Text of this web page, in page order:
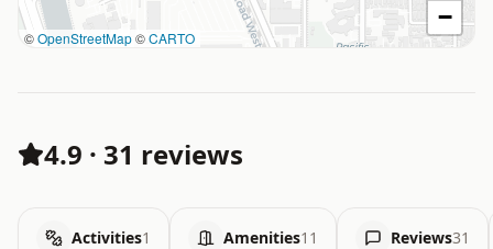
©OpenStreetMap©CARTO
−
4.9 · 31 reviews
Activities1 Amenities11 Reviews31